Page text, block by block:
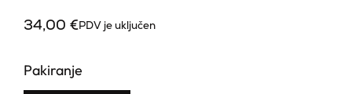
34,00 €PDV je uključen
Pakiranje